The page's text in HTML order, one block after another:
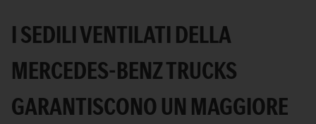
I SEDILI VENTILATI DELLA
MERCEDES-BENZ TRUCKS
GARANTISCONO UN MAGGIORE